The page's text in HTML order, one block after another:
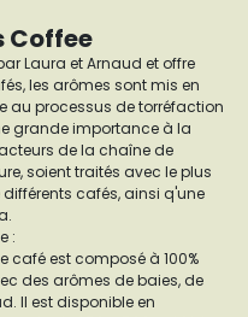
Coffee
Laura et Arnaud et offre
les arômes sont mis en
au processus de torréfaction
grande importance à la
de la chaîne de
soient traités avec le plus
différents cafés, ainsi q'une
:
café est composé à 100%
des arômes de baies, de
Il est disponible en